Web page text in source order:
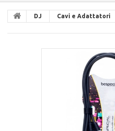
DJ Cavi e Adattatori